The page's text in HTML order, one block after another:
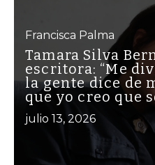
Francisca Palma
Tamara Silva
escritora: “Me
la gente dice de
que yo creo que
julio 13, 2026